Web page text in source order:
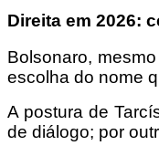
Direita em 2026:
Bolsonaro, mesmo
escolha do nome
A postura de
de diálogo; por